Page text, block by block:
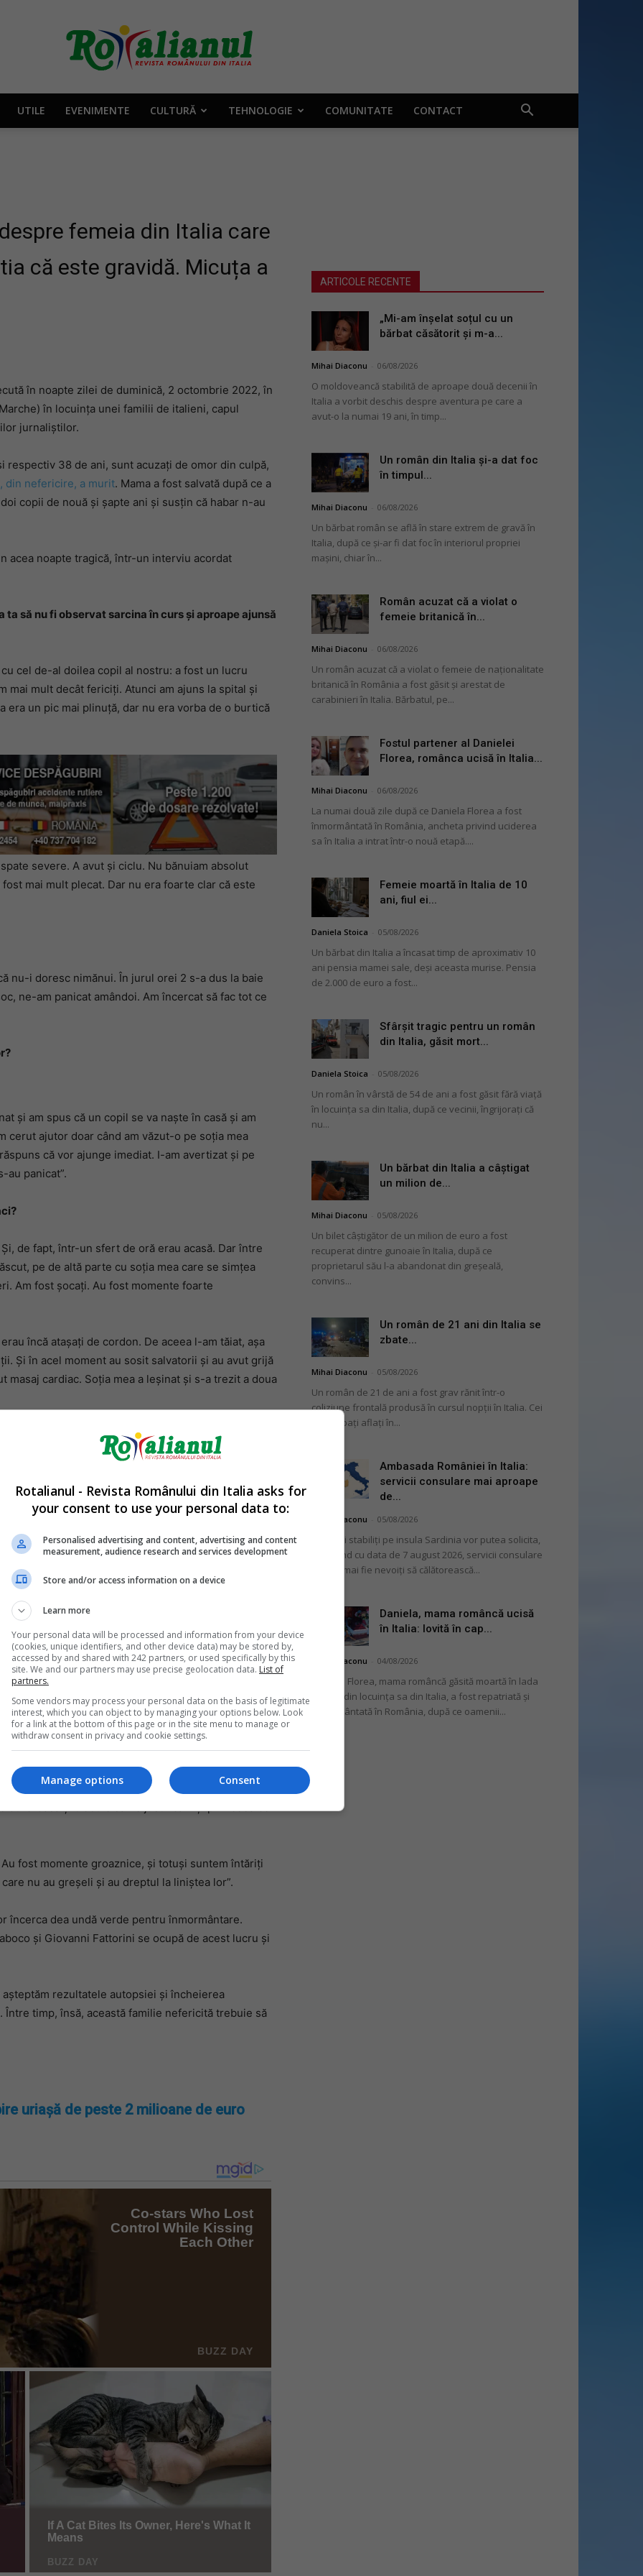
Rotalianul
românului
din
UTILE EVENIMENTE CULTURĂ TEHNOLOGIE COMUNITATE CONTACT
femeia din Italia care
că este gravidă. Micuța a
în noapte zilei de duminică, 2 octombrie 2022, în
în locuința unei familii de italieni, capul
jurnaliștilor.
respectiv 38 de ani, sunt acuzați de omor din culpă,
din nefericire, a murit. Mama a fost salvată după ce a
copii de nouă și șapte ani și susțin că habar n-au
acea noapte tragică, într-un interviu acordat
să nu fi observat sarcina în curs și aproape ajunsă
cel de-al doilea copil al nostru: a fost un lucru
mai mult decât fericiți. Atunci am ajuns la spital și
era un pic mai plinuță, dar nu era vorba de o burtică
severe. A avut și ciclu. Nu bănuiam absolut
mai mult plecat. Dar nu era foarte clar că este
nu-i doresc nimănui. În jurul orei 2 s-a dus la baie
ne-am panicat amândoi. Am încercat să fac tot ce
și am spus că un copil se va naște în casă și am
cerut ajutor doar când am văzut-o pe soția mea
că vor ajunge imediat. I-am avertizat și pe
au panicat”.
de fapt, într-un sfert de oră erau acasă. Dar între
pe de altă parte cu soția mea care se simțea
Am fost șocați. Au fost momente foarte
încă atașați de cordon. De aceea l-am tăiat, așa
Și în acel moment au sosit salvatorii și au avut grijă
masaj cardiac. Soția mea a leșinat și s-a trezit a doua
au culcat cu bunicii: pentru ei acolo este tărâmul
nimic și încă nu știu nimic, în afară de faptul
vedere. La televizor au spus că i-au dus într-o
bine, iar noi încercăm să ne facem puternici pentru
bebelușul și te-ai trezit acuzat de omor din
presus de toate întristați. O altă fetiță ar fi fost o
nu-mi lipsește munca, suntem o familie foarte
poate fi și pentru cinci.
dureroasă și trebuie să ne justificăm și prin ceea ce
fost momente groaznice, și totuși suntem întăriți
nu au greșeli și au dreptul la liniștea lor”.
încerca dea undă verde pentru înmormântare.
și Giovanni Fattorini se ocupă de acest lucru și
rezultatele autopsiei și încheierea
timp, însă, această familie nefericită trebuie să
uriașă de peste 2 milioane de euro
ARTICOLE RECENTE
„Mi-am înșelat soțul cu un
bărbat căsătorit și m-a...
Mihai Diaconu 06/08/2026
O moldoveancă stabilită de aproape două decenii în
Italia a vorbit deschis despre aventura pe care a
avut-o la numai 19 ani, în timp...
Un român din Italia și-a dat foc
în timpul...
Mihai Diaconu 06/08/2026
Un bărbat român se află în stare extrem de gravă în
Italia, după ce și-ar fi dat foc în interiorul propriei
mașini, chiar în...
Român acuzat că a violat o
femeie britanică în...
Mihai Diaconu 06/08/2026
Un român acuzat că a violat o femeie de naționalitate
britanică în România a fost găsit și arestat de
carabinieri în Italia. Bărbatul, pe...
Fostul partener al Danielei
Florea, românca ucisă în Italia...
Mihai Diaconu 06/08/2026
La numai două zile după ce Daniela Florea a fost
înmormântată în România, ancheta privind uciderea
sa în Italia a intrat într-o nouă etapă....
Femeie moartă în Italia de 10
ani, fiul ei...
Daniela Stoica 05/08/2026
Un bărbat din Italia a încasat timp de aproximativ 10
ani pensia mamei sale, deși aceasta murise. Pensia
de 2.000 de euro a fost...
Sfârșit tragic pentru un român
din Italia, găsit mort...
Daniela Stoica 05/08/2026
Un român în vârstă de 54 de ani a fost găsit fără viață
în locuința sa din Italia, după ce vecinii, îngrijorați că
nu...
Un bărbat din Italia a câștigat
un milion de...
Mihai Diaconu 05/08/2026
Un bilet câștigător de un milion de euro a fost
recuperat dintre gunoaie în Italia, după ce
proprietarul său l-a abandonat din greșeală,
convins...
Un român de 21 ani din Italia se
zbate...
Mihai Diaconu 05/08/2026
Un român de 21 de ani a fost grav rănit într-o
coliziune frontală produsă în cursul nopții în Italia. Cei
doi bărbați aflați în...
Ambasada României în Italia:
servicii consulare mai aproape
de...
Mihai Diaconu 05/08/2026
Românii stabiliți pe insula Sardinia vor putea solicita,
începând cu data de 7 august 2026, servicii consulare
fără să mai fie nevoiți să călătorească...
Daniela, mama româncă ucisă
în Italia: lovită în cap...
Mihai Diaconu 04/08/2026
Daniela Florea, mama româncă găsită moartă în lada
patului din locuința sa din Italia, a fost repatriată și
înmormântată în România, după ce oamenii...
Rotalianul - Revista Românului din Italia asks for
your consent to use your personal data to:
Personalised advertising and content, advertising and content
measurement, audience research and services development
Store and/or access information on a device
Learn more
Your personal data will be processed and information from your device
(cookies, unique identifiers, and other device data) may be stored by,
accessed by and shared with 242 partners, or used specifically by this
site. We and our partners may use precise geolocation data. List of
partners.
Some vendors may process your personal data on the basis of legitimate
interest, which you can object to by managing your options below. Look
for a link at the bottom of this page or in the site menu to manage or
withdraw consent in privacy and cookie settings.
Consent
Manage options